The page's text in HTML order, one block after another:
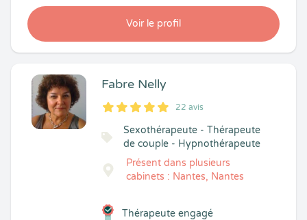
Voir le profil
Fabre Nelly
5
1
5
22 22 avis
Sexothérapeute - Thérapeute
de couple - Hypnothérapeute
Présent dans plusieurs
cabinets : Nantes, Nantes
Thérapeute engagé